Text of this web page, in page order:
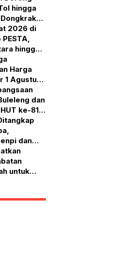
hingga
2026 di
hingga
Harga
1 Agustus
dan
ke-81
dan
untuk